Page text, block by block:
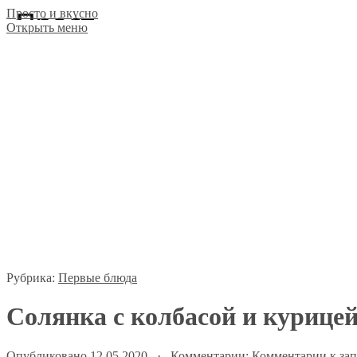
Просто и вкусно
Открыть меню
Рубрика: Первые блюда
Солянка с колбасой и